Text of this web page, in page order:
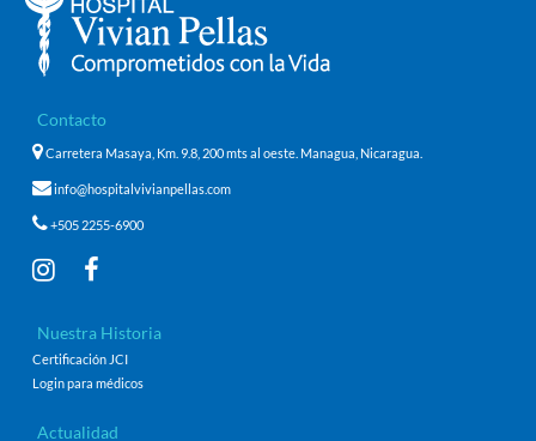
Contacto
Carretera Masaya, Km. 9.8, 200 mts al oeste. Managua, Nicaragua.
info@hospitalvivianpellas.com
+505 2255-6900
Nuestra Historia
Certificación JCI
Login para médicos
Actualidad